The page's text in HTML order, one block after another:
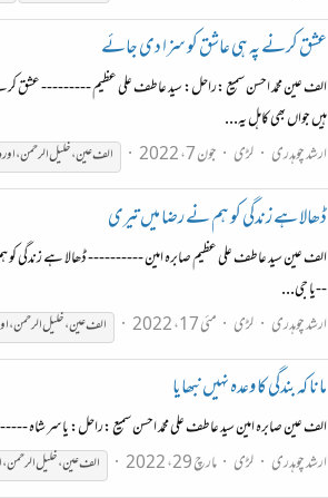
عشق کرنے پہ ہی عاشق کو سزا دی جائے
الف عین محمّد احسن سمیع :راحل: سید عاطف علی عظیم --------- عشق
ہیں جواں بھی کاہل یہ...
ارشد چوہدری
لڑی جون 7، 2022 الفعین،خلیلالرحمن،اور
ڈھالا ہے زندگی کو ہم نے رضا میں تیری
الف عین سید عاطف علی عظیم صابرہ امین ---------- ڈھالا ہے زندگی
--یا جی...
ارشد چوہدری
لڑی مئی 17، 2022 الفعین،خلیلالرحمن،
مانا کہ بندگی کا وعدہ نہیں نبھایا
الف عین صابرہ امین سید عاطف علی محمّد احسن سمیع :راحل: یاسر شاہ
ارشد چوہدری
لڑی مارچ 29، 2022 الفعین،خلیلالرحمن،